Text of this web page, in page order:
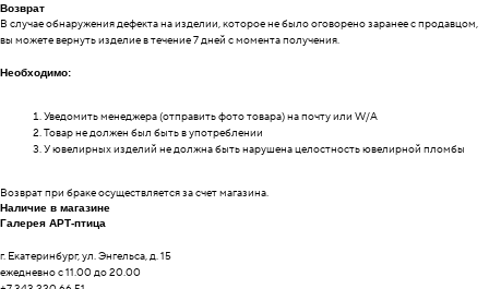
Возврат
В случае обнаружения дефекта на изделии, которое не было оговорено заранее с продавцом,
вы можете вернуть изделие в течение 7 дней с момента получения.
Необходимо:
Уведомить менеджера (отправить фото товара) на почту или W/А
Товар не должен был быть в употреблении
У ювелирных изделий не должна быть нарушена целостность ювелирной пломбы
Возврат при браке осуществляется за счет магазина.
Наличие в магазине
Галерея АРТ-птица
г. Екатеринбург, ул. Энгельса, д. 15
ежедневно с 11.00 до 20.00